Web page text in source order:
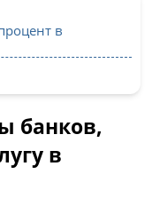
в
банков,
в